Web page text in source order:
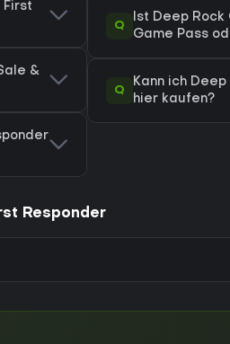
First
&
Q
Ist Deep
Game Pass
Q
Kann ich
hier kaufen?
Responder